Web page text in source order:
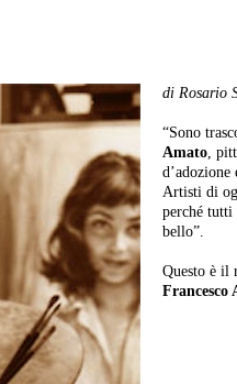
di Rosario
“Sono
Amato,
d’adozione
Artisti di
perché
bello”.
Questo è il
Francesco